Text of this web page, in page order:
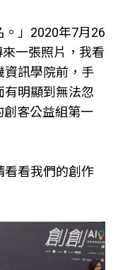
。」2020年7月26
一張照片，我看
資訊學院前，手
有明顯到無法忽
創客公益組第一
看看我們的創作